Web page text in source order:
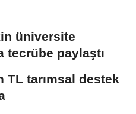
üniversite
tecrübe paylaştı
TL tarımsal destek